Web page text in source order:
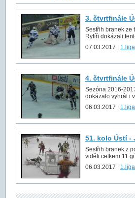
3. čtvrtfinále
Sestřih branek ze
Rytíři dokázali
07.03.2017 | 1.liga
4. čtvrtfinále
Sezóna 2016-
dokázalo vyhrát i
06.03.2017 | 1.liga
51. kolo Ústí -
Sestřih branek z
viděli celkem 11
06.03.2017 | 1.liga